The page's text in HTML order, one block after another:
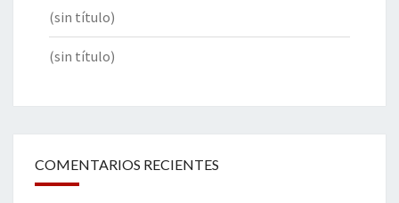
(sin título)
(sin título)
COMENTARIOS RECIENTES